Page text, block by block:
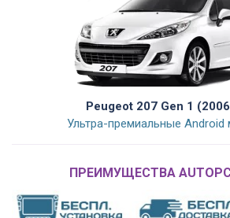
Peugeot 207 Gen 1
Ультра-премиальные Android
ПРЕИМУЩЕСТВА